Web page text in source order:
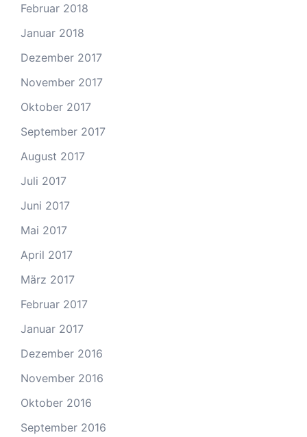
Februar 2018
Januar 2018
Dezember 2017
November 2017
Oktober 2017
September 2017
August 2017
Juli 2017
Juni 2017
Mai 2017
April 2017
März 2017
Februar 2017
Januar 2017
Dezember 2016
November 2016
Oktober 2016
September 2016